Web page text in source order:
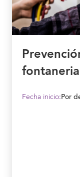
Fecha inicio:Por